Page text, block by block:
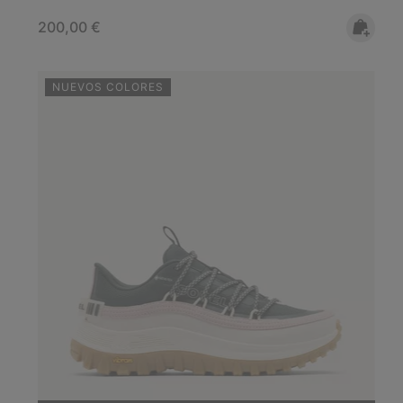
Regular price:
200,00 €
NUEVOS COLORES